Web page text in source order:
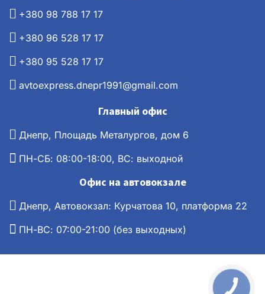
+380 98 788 17 17
+380 96 528 17 17
+380 95 528 17 17
avtoexpress.dnepr1991@gmail.com
Главный офис
Днепр, Площадь Металургов, дом 6
ПН-СБ: 08:00-18:00, ВС: выходной
Офис на автовокзале
Днепр, Автовокзал: Курчатова 10, платформа 22
ПН-ВС: 07:00-21:00 (без выходных)